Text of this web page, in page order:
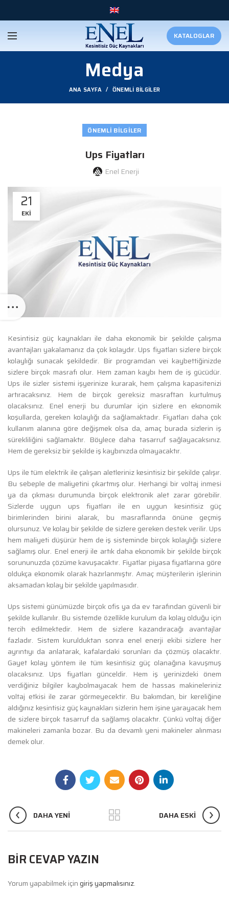
KATALOGLAR
Medya
ANA SAYFA ÖNEMLI BILGILER
ÖNEMLI BILGILER
Ups Fiyatları
Enel Enerji
21
EKI
Kesintisiz güç kaynakları ile daha ekonomik bir şekilde çalışma
avantajları yakalamanız da çok kolaydır. Ups fiyatları sizlere birçok
kolaylığı sunacak şekildedir. Bir programdan vei kaybettiğinizde
sizlere birçok masrafı olur. Hem zaman kaybı hem de iş gücüdür.
Ups ile sizler sistemi işyerinize kurarak, hem çalışma kapasitenizi
artıracaksınız. Hem de birçok gereksiz masraftan kurtulmuş
olacaksınız. Enel enerji bu durumlar için sizlere en ekonomik
koşullarda, gereken kolaylığı da sağlamaktadır. Fiyatları daha çok
kullanım alanına göre değişmek olsa da, amaç burada sizlerin iş
sürekliliğini sağlamaktır. Böylece daha tasarruf sağlayacaksınız.
Hem de gereksiz bir şekilde iş kaybınızda olmayacaktır.
Ups ile tüm elektrik ile çalışan aletleriniz kesintisiz bir şekilde çalışır.
Bu sebeple de maliyetini çıkartmış olur. Herhangi bir voltaj inmesi
ya da çıkması durumunda birçok elektronik alet zarar görebilir.
Sizlerde uygun ups fiyatları ile en uygun kesintisiz güç
birimlerinden birini alarak, bu masraflarında önüne geçmiş
olursunuz. Ve kolay bir şekilde de sizlere gereken destek verilir. Ups
hem maliyeti düşürür hem de iş sisteminde birçok kolaylığı sizlere
sağlamış olur. Enel enerji ile artık daha ekonomik bir şekilde birçok
sorununuzda çözüme kavuşacaktır. Fiyatlar piyasa fiyatlarına göre
oldukça ekonomik olarak hazırlanmıştır. Amaç müşterilerin işlerinin
aksamadan kolay bir şekilde yapılmasıdır.
Ups sistemi günümüzde birçok ofis ya da ev tarafından güvenli bir
şekilde kullanılır. Bu sistemde özellikle kurulum da kolay olduğu için
tercih edilmektedir. Hem de sizlere kazandıracağı avantajlar
fazladır. Sistem kurulduktan sonra enel enerji ekibi sizlere her
ayrıntıyı da anlatarak, kafalardaki sorunları da çözmüş olacaktır.
Gayet kolay yöntem ile tüm kesintisiz güç olanağına kavuşmuş
olacaksınız. Ups fiyatları günceldir. Hem iş yerinizdeki önem
verdiğiniz bilgiler kaybolmayacak hem de hassas makineleriniz
voltaj etkisi ile zarar görmeyecektir. Bu bakımdan, bir kereliğine
aldığınız kesintisiz güç kaynakları sizlerin hem işine yarayacak hem
de sizlere birçok tasarruf da sağlamış olacaktır. Çünkü voltaj diğer
makineleri zamanla bozar. Bu da devamlı yeni makineler alınması
demek olur.
DAHA YENI DAHA ESKI
BIR CEVAP YAZIN
Yorum yapabilmek içingiriş yapmalısınız.